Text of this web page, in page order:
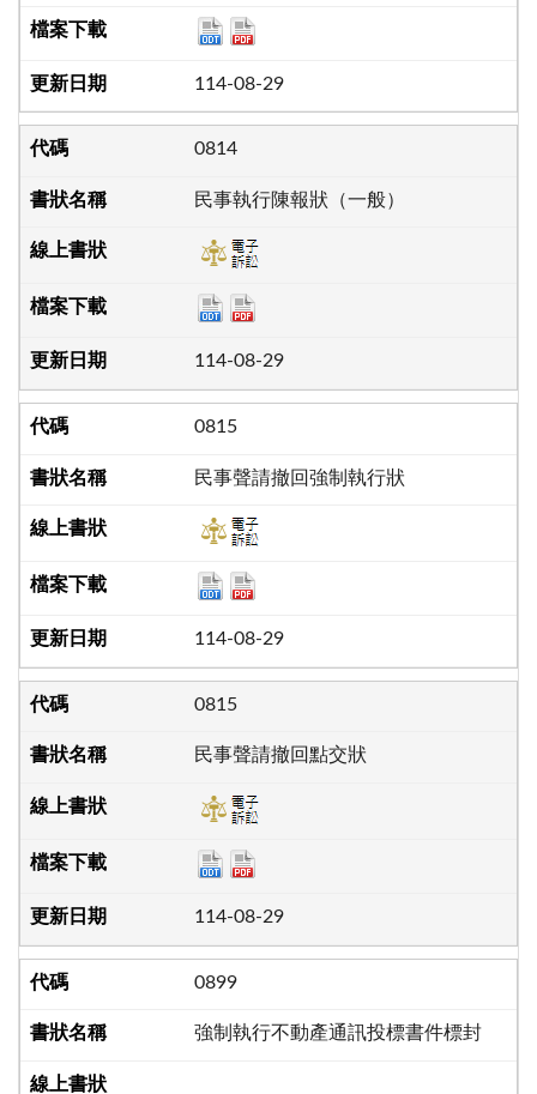
114-08-29
0814
民事執行陳報狀（一般）
114-08-29
0815
民事聲請撤回強制執行狀
114-08-29
0815
民事聲請撤回點交狀
114-08-29
0899
強制執行不動產通訊投標書件標封